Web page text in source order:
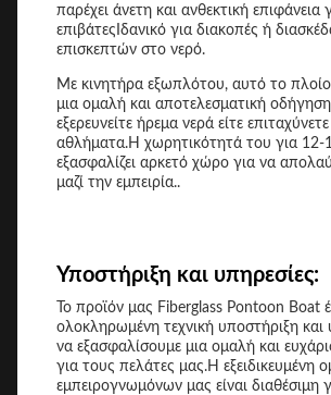
παρέχει άνετη και ανθεκτική επιφάνεια
επιβάτεςΙδανικό για διακοπές ή
επισκεπτών στο νερό.
Με κινητήρα εξωπλότου, αυτό το
μια ομαλή και αποτελεσματική
εξερευνείτε ήρεμα νερά είτε
αθλήματα.Η χωρητικότητά του για 12-
εξασφαλίζει αρκετό χώρο για να
μαζί την εμπειρία..
Υποστήριξη και υπηρεσίες:
Το προϊόν μας Fiberglass Pontoon Boat
ολοκληρωμένη τεχνική υποστήριξη και
να εξασφαλίσουμε μια ομαλή και
για τους πελάτες μας.Η εξειδικευμένη
εμπειρογνωμόνων μας είναι διαθέσιμη